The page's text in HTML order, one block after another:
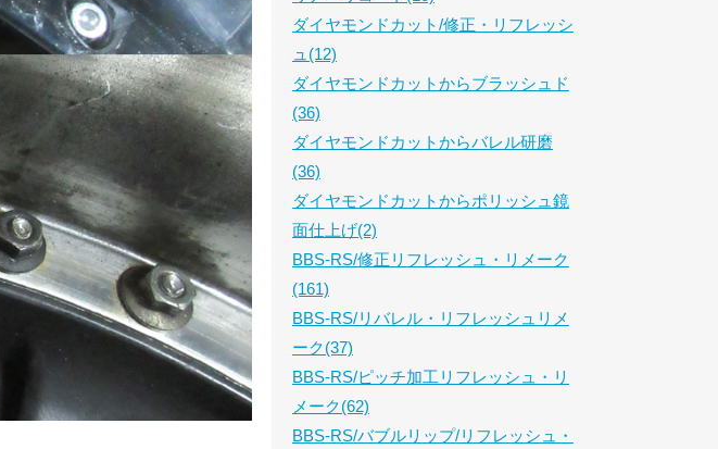
ダイヤモンドカット/修正・リフレッシ
ュ(12)
ダイヤモンドカットからブラッシュド
(36)
ダイヤモンドカットからバレル研磨
(36)
ダイヤモンドカットからポリッシュ鏡
面仕上げ(2)
BBS-RS/修正リフレッシュ・リメーク
(161)
BBS-RS/リバレル・リフレッシュリメ
ーク(37)
BBS-RS/ピッチ加工リフレッシュ・リ
メーク(62)
BBS-RS/バブルリップ/リフレッシュ・